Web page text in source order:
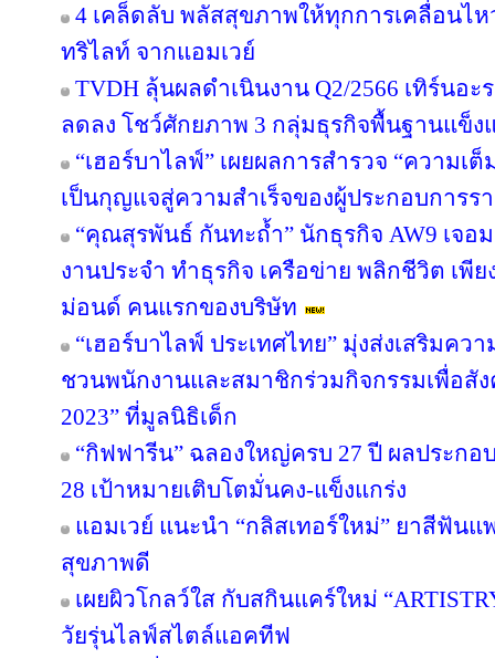
4 เคล็ดลับ พลัสสุขภาพให้ทุกการเคลื่อนไ
ทริไลท์ จากแอมเวย์
TVDH ลุ้นผลดำเนินงาน Q2/2566 เทิร์นอ
ลดลง โชว์ศักยภาพ 3 กลุ่มธุรกิจพื้นฐานแข็ง
“เฮอร์บาไลฟ์” เผยผลการสำรวจ “ความเ
เป็นกุญแจสู่ความสำเร็จของผู้ประกอบการร
“คุณสุรพันธ์ กันทะถ้ำ” นักธุรกิจ AW9 เจ
งานประจำ ทำธุรกิจ เครือข่าย พลิกชีวิต เพี
ม่อนด์ คนแรกของบริษัท
“เฮอร์บาไลฟ์ ประเทศไทย” มุ่งส่งเสริมค
ชวนพนักงานและสมาชิกร่วมกิจกรรมเพื่อสังค
2023” ที่มูลนิธิเด็ก
“กิฟฟารีน” ฉลองใหญ่ครบ 27 ปี ผลประก
28 เป้าหมายเติบโตมั่นคง-แข็งแกร่ง
แอมเวย์ แนะนำ “กลิสเทอร์ใหม่” ยาสีฟัน
สุขภาพดี
เผยผิวโกลว์ใส กับสกินแคร์ใหม่
วัยรุ่นไลฟ์สไตล์แอคทีฟ